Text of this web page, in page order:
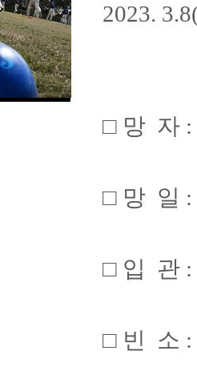
2023.
□ 망 자 :
□ 망 일 :
□ 입 관 :
□ 빈 소 :